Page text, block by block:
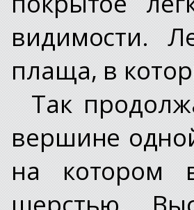
видимости.
плаща, в
Так
вершине
на котором